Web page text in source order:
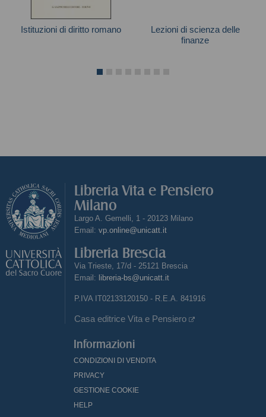
Istituzioni di diritto romano
Lezioni di scienza delle
finanze
Libreria Vita e Pensiero
Milano
Largo A. Gemelli, 1 - 20123 Milano
Email: vp.online@unicatt.it
Libreria Brescia
Via Trieste, 17/d - 25121 Brescia
Email: libreria-bs@unicatt.it
P.IVA IT02133120150 - R.E.A. 841916
Casa editrice Vita e Pensiero
Informazioni
CONDIZIONI DI VENDITA
PRIVACY
GESTIONE COOKIE
HELP